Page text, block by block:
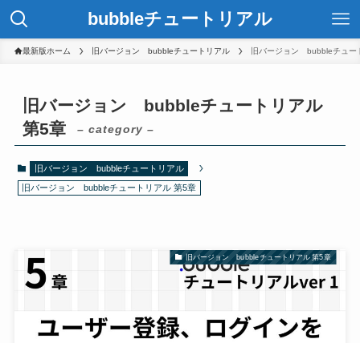
bubbleチュートリアル
最新版ホーム 旧バージョン bubbleチュートリアル 旧バージョン bubbleチュー
旧バージョン bubbleチュートリアル
第5章
– category –
旧バージョン bubbleチュートリアル
旧バージョン bubbleチュートリアル 第5章
旧バージョン bubbleチュートリアル 第5章